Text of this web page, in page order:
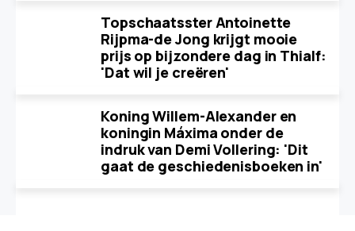
Topschaatsster Antoinette
Rijpma-de Jong krijgt mooie
prijs op bijzondere dag in Thialf:
'Dat wil je creëren'
Koning Willem-Alexander en
koningin Máxima onder de
indruk van Demi Vollering: 'Dit
gaat de geschiedenisboeken in'